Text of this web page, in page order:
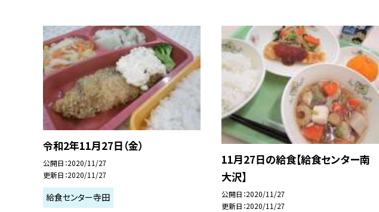
令和2年11月27日（金）
公開日 2020/11/27
更新日 2020/11/27
給食センター寺田
11月27日の給食【給食センター南
大沢】
公開日 2020/11/27
更新日 2020/11/27